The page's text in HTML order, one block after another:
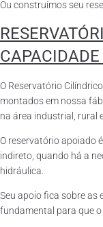
Ou construímos seu
O Reservatório
montados em nossa
na área industrial, rural
O reservatório apoiado
indireto, quando há a
hidráulica.
Seu apoio fica sobre as
fundamental para que